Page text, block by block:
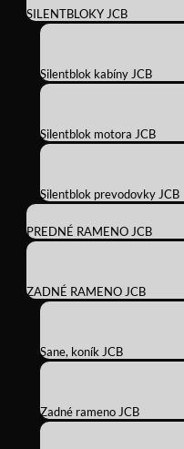
SILENTBLOKY JCB
Silentblok kabíny JCB
Silentblok motora JCB
Silentblok prevodovky JCB
PREDNÉ RAMENO JCB
ZADNÉ RAMENO JCB
Sane, koník JCB
Zadné rameno JCB